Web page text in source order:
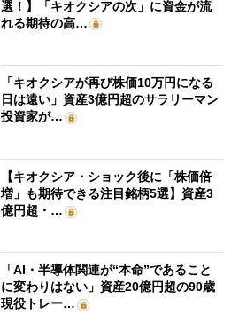
選！】「キオクシアの次」に資金が流
れる期待の高…
「キオクシアが再び株価10万円になる
日は遠い」資産3億円超のサラリーマン
投資家が…
【キオクシア・ショック後に「株価倍
増」も期待できる注目銘柄5選】資産3
億円超・…
「AI・半導体関連が“本命”であること
に変わりはない」資産20億円超の90歳
現役トレー…